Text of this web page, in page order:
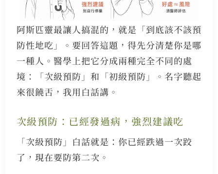
阿斯匹靈最讓人搞混的，就是「到底該不該預
防性地吃」。要回答這題，得先分清楚你是哪
一種人。醫學上把它分成兩種完全不同的處
境：「次級預防」和「初級預防」。名字聽起
來很饒舌，我用白話講。
次級預防：已經發過病，強烈建議吃
「次級預防」白話就是：你已經跌過一次跤
了，現在要防第二次。